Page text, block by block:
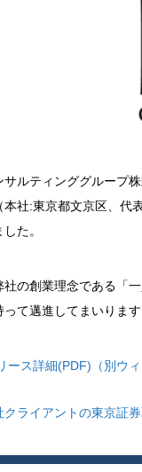
サルティンググループ
本社:東京都文京区、代
た。
社の創業理念である「
て邁進してまいります
ース詳細(PDF)（別ウ
クライアントの東京証